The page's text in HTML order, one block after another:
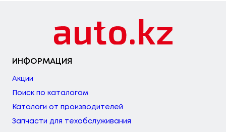
ИНФОРМАЦИЯ
Акции
Поиск по каталогам
Каталоги от производителей
Запчасти для техобслуживания